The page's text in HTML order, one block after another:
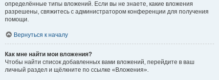
определённые типы вложений. Если вы не знаете, какие вложения
разрешены, свяжитесь с администратором конференции для получения
помощи.
Вернуться к началу
Как мне найти мои вложения?
Чтобы найти список добавленных вами вложений, перейдите в ваш
личный раздел и щёлкните по ссылке «Вложения».